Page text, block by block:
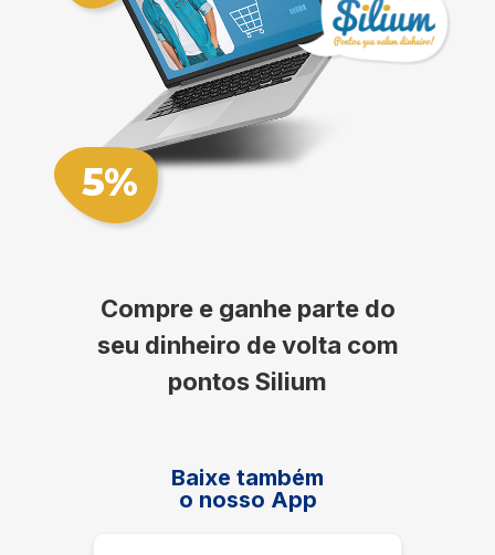
Compre e ganhe parte do
seu dinheiro de volta com
pontos Silium
Baixe também
o nosso App